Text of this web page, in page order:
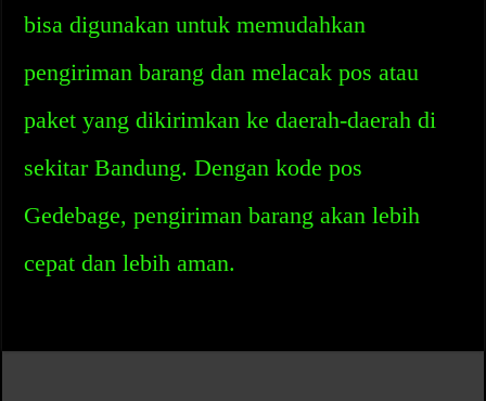
bisa digunakan untuk memudahkan
pengiriman barang dan melacak pos atau
paket yang dikirimkan ke daerah-daerah di
sekitar Bandung. Dengan kode pos
Gedebage, pengiriman barang akan lebih
cepat dan lebih aman.